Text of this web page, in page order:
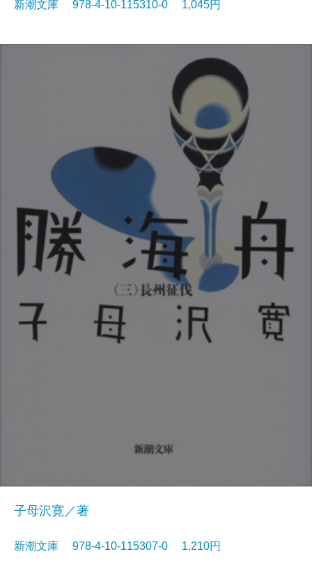
新潮文庫 978-4-10-115310-0 1,045円
子母沢寛／著
新潮文庫 978-4-10-115307-0 1,210円